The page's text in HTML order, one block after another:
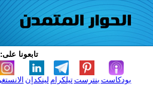
تابعونا على:
لينكدإن تيلكرامبنترست بودكاست